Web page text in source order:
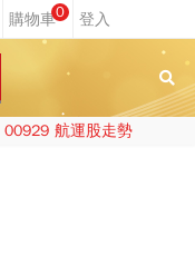
0
00929 航運股走勢